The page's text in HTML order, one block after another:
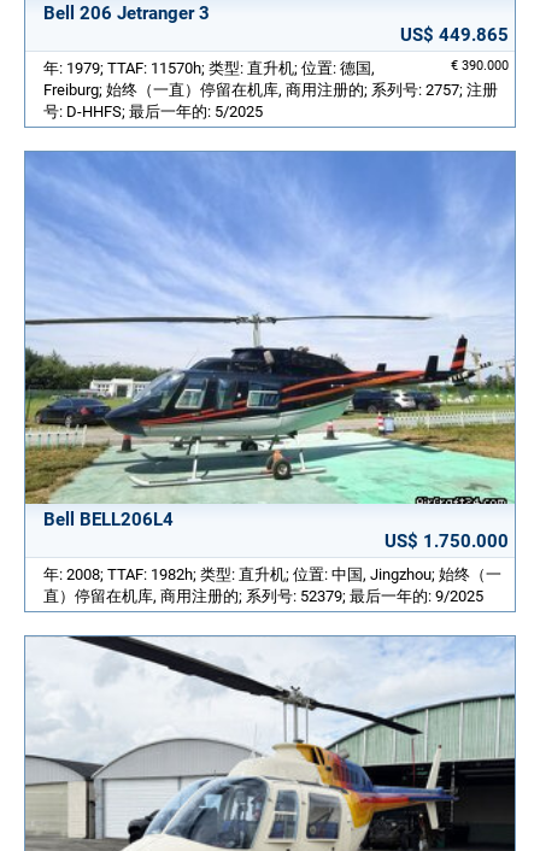
Bell 206 Jetranger 3
US$ 449.865
€ 390.000
年: 1979; TTAF: 11570h; 类型: 直升机; 位置: 德国,
Freiburg; 始终（一直）停留在机库, 商用注册的; 系列号: 2757; 注册
号: D-HHFS; 最后一年的: 5/2025
Bell BELL206L4
US$ 1.750.000
年: 2008; TTAF: 1982h; 类型: 直升机; 位置: 中国, Jingzhou; 始终（一
直）停留在机库, 商用注册的; 系列号: 52379; 最后一年的: 9/2025